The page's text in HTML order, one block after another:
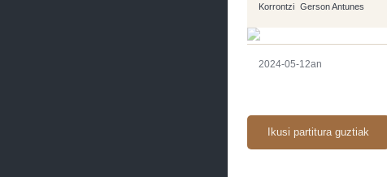
Korrontzi Gerson Antunes
2024-05-12an
Ikusi partitura guztiak